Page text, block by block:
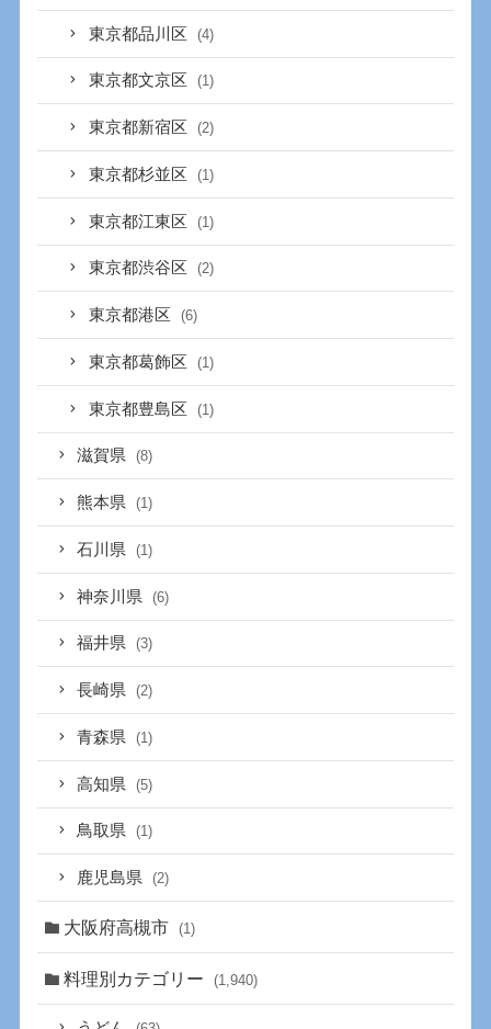
東京都品川区 (4)
東京都文京区 (1)
東京都新宿区 (2)
東京都杉並区 (1)
東京都江東区 (1)
東京都渋谷区 (2)
東京都港区 (6)
東京都葛飾区 (1)
東京都豊島区 (1)
滋賀県 (8)
熊本県 (1)
石川県 (1)
神奈川県 (6)
福井県 (3)
長崎県 (2)
青森県 (1)
高知県 (5)
鳥取県 (1)
鹿児島県 (2)
大阪府高槻市 (1)
料理別カテゴリー (1,940)